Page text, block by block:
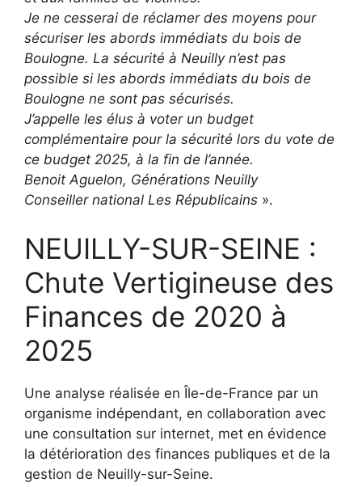
Je ne cesserai de réclamer des moyens pour
sécuriser les abords immédiats du bois de
Boulogne. La sécurité à Neuilly n’est pas
possible si les abords immédiats du bois de
Boulogne ne sont pas sécurisés.
J’appelle les élus à voter un budget
complémentaire pour la sécurité lors du vote de
ce budget 2025, à la fin de l’année.
Benoit Aguelon, Générations Neuilly
Conseiller national Les Républicains ».
NEUILLY-SUR-SEINE :
Chute Vertigineuse des
Finances de 2020 à
2025
Une analyse réalisée en Île-de-France par un
organisme indépendant, en collaboration avec
une consultation sur internet, met en évidence
la détérioration des finances publiques et de la
gestion de Neuilly-sur-Seine.